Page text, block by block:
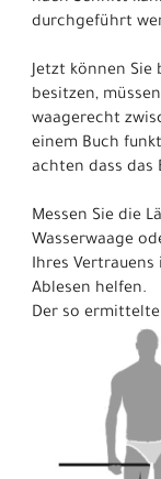
durchgeführt
Jetzt können Sie
besitzen,
waagerecht
einem Buch
achten dass das
Messen Sie die
Wasserwaage
Ihres Vertrauens
Ablesen helfen.
Der so